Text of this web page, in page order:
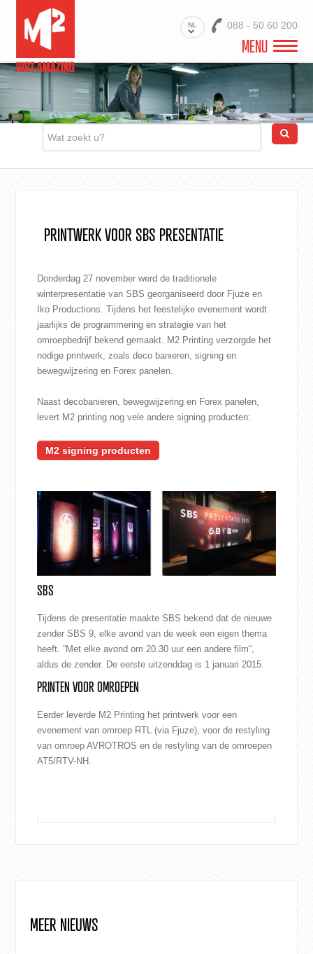
NL 088 - 50 60 200
MENU
WELKOM
PROJECTEN
PRODUCTEN
DIENSTEN
OVER ONS
CONTACT
WEBSHOP
PRINTWERK VOOR SBS PRESENTATIE
Donderdag 27 november werd de traditionele
winterpresentatie van SBS georganiseerd door Fjuze en
Iko Productions. Tijdens het feestelijke evenement wordt
jaarlijks de programmering en strategie van het
omroepbedrijf bekend gemaakt. M2 Printing verzorgde het
nodige printwerk, zoalsdeco banieren ,signing en
bewegwijzering en Forex panelen
Naast decobanieren, bewegwijzering en Forex panelen,
levert M2 printing nog vele andere signing producten:
M2 signing producten
SBS
Tijdens de presentatie maakte SBS bekend dat de nieuwe
zender SBS 9, elke avond van de week een eigen thema
heeft. “Met elke avond om 20.30 uur een andere film“,
aldus de zender. De eerste uitzenddag is 1 januari 2015.
PRINTEN VOOR OMROEPEN
Eerder leverde M2 Printing het printwerk voor een
evenement vanomroep RTL (via Fjuze), voor de restyling
van omroepAVROTROS en de restyling van de omroepen
AT5/RTV-NH .
MEER NIEUWS